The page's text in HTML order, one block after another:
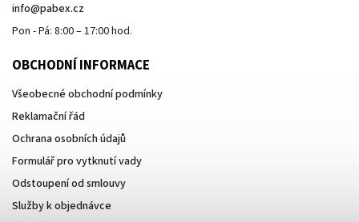
info@pabex.cz
Pon - Pá: 8:00 – 17:00 hod.
OBCHODNÍ INFORMACE
Všeobecné obchodní podmínky
Reklamační řád
Ochrana osobních údajů
Formulář pro vytknutí vady
Odstoupení od smlouvy
Služby k objednávce